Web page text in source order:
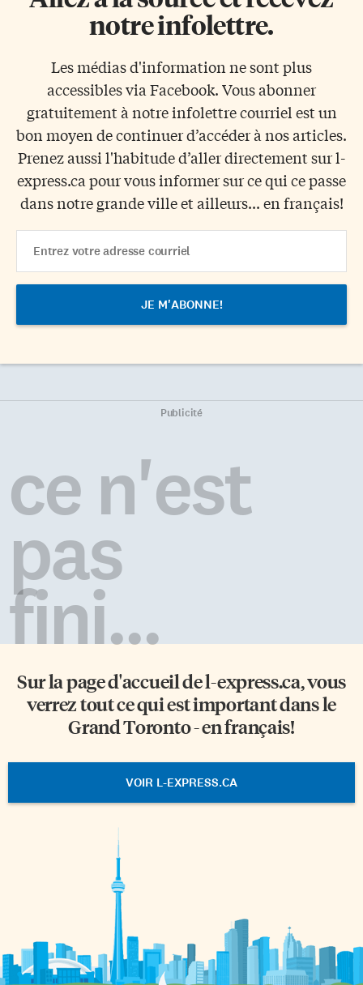
notre infolettre.
Les médias d'information ne sont plus
accessibles via Facebook. Vous abonner
gratuitement à notre infolettre courriel est un
bon moyen de continuer d’accéder à nos articles.
Prenez aussi l'habitude d’aller directement sur l-
express.ca pour vous informer sur ce qui ce passe
dans notre grande ville et ailleurs... en français!
Address
Publicité
ce n'est
pas
fini...
Sur la page d'accueil del-express.ca, vous
verrez tout ce qui est important dans le
Grand Toronto - en français!
VOIR L-EXPRESS.CA